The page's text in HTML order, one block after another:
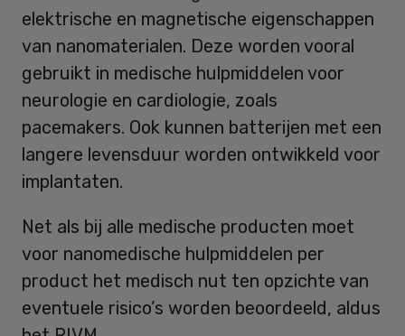
elektrische en magnetische eigenschappen
van nanomaterialen. Deze worden vooral
gebruikt in medische hulpmiddelen voor
neurologie en cardiologie, zoals
pacemakers. Ook kunnen batterijen met een
langere levensduur worden ontwikkeld voor
implantaten.
Net als bij alle medische producten moet
voor nanomedische hulpmiddelen per
product het medisch nut ten opzichte van
eventuele risico’s worden beoordeeld, aldus